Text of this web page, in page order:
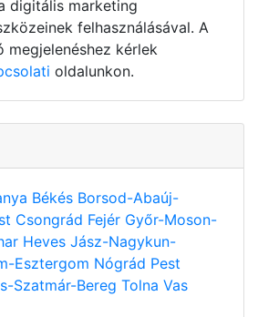
digitális marketing
felhasználásával. A
megjelenéshez kérlek
oldalunkon.
Békés Borsod-Abaúj-
Csongrád Fejér Győr-Moson-
Heves Jász-Nagykun-
Esztergom Nógrád Pest
Szatmár-Bereg Tolna Vas